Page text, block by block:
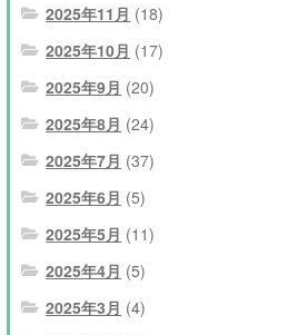
2025年11月 (18)
2025年10月 (17)
2025年9月 (20)
2025年8月 (24)
2025年7月 (37)
2025年6月 (5)
2025年5月 (11)
2025年4月 (5)
2025年3月 (4)